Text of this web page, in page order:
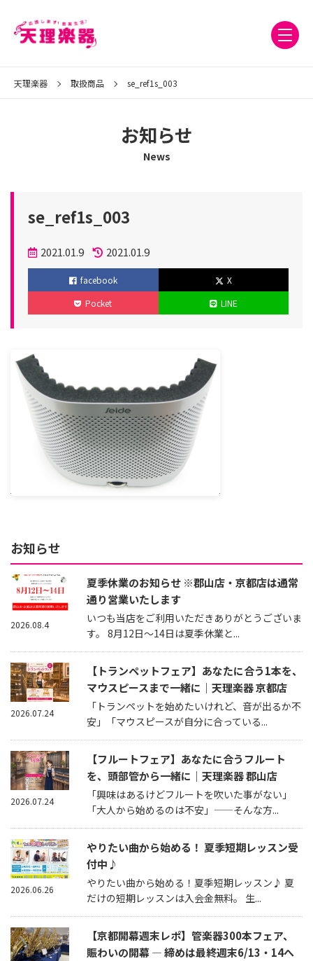
天理楽器 取扱商品 se_ref1s_003
お知らせ
News
se_ref1s_003
投
稿
日
2021.01.9
更
新
2021.01.9
facebook
X
Pocket
LINE
お知らせ
夏季休業のお知らせ ※郡山店・京都店は通常
通り営業いたします
いつも当店をご利用いただきありがとうございま
す。 8月12日～14日は夏季休業と...
2026.08.4
【トランペットフェア】あなたに合う1本を、
マウスピースまで一緒に｜天理楽器 京都店
「トランペットを始めたいけれど、音が出るか不
安」「マウスピースが自分に合っている...
2026.07.24
【フルートフェア】あなたに合うフルート
を、頭部管から一緒に｜天理楽器 郡山店
「興味はあるけどフルートを吹いた事がない」
「大人から始めるのは不安」——そんな方...
2026.07.24
やりたい曲から始める！ 夏季短期レッスン受
付中♪
やりたい曲から始める！夏季短期レッスン♪ 夏
だけの短期レッスンは入会金無料。 生...
2026.06.26
【京都開幕週末レポ】管楽器300本フェア、
賑わいの開幕 — 締めは最終週末6/13・14へ